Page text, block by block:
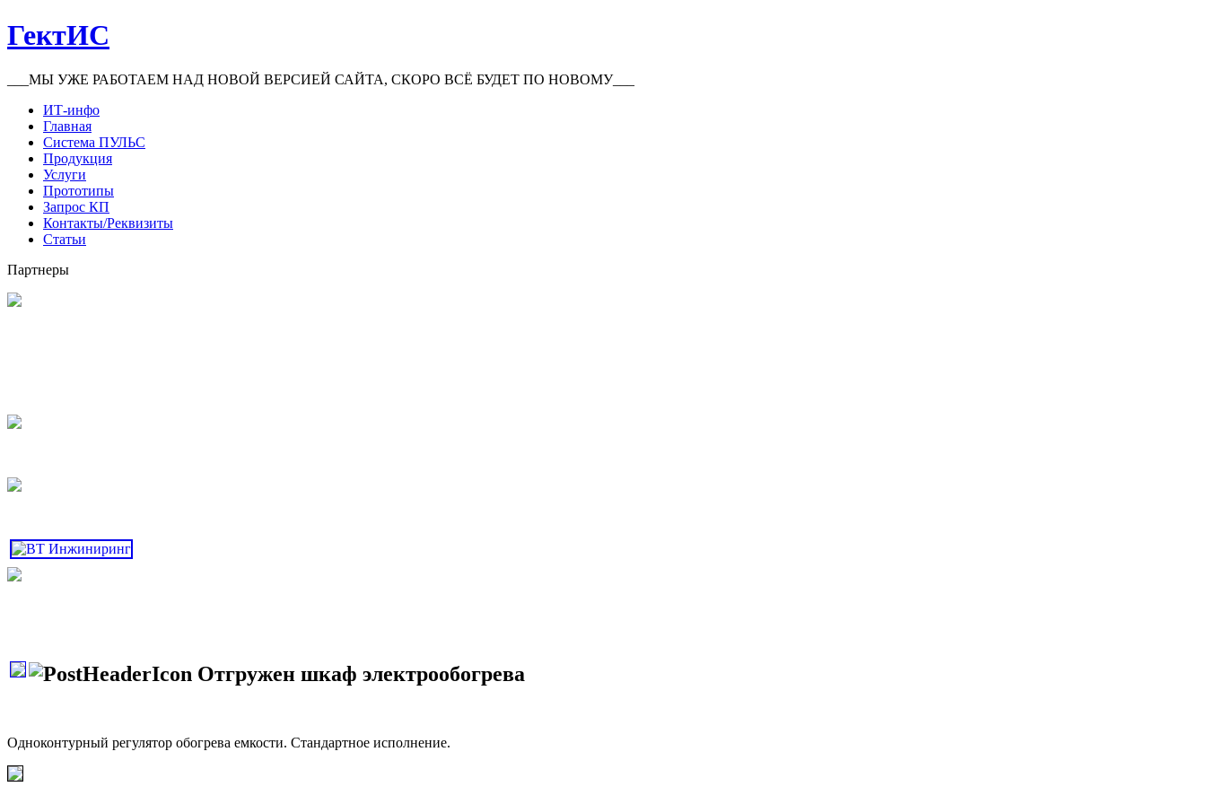
ГектИС
___МЫ УЖЕ РАБОТАЕМ НАД НОВОЙ ВЕРСИЕЙ САЙТА, СКОРО ВСЁ БУДЕТ ПО НОВОМУ___
ИТ-инфо
Главная
Система ПУЛЬС
Продукция
Услуги
Прототипы
Запрос КП
Контакты/Реквизиты
Статьи
Партнеры
Отгружен шкаф электрообогрева
Одноконтурный регулятор обогрева емкости. Стандартное исполнение.